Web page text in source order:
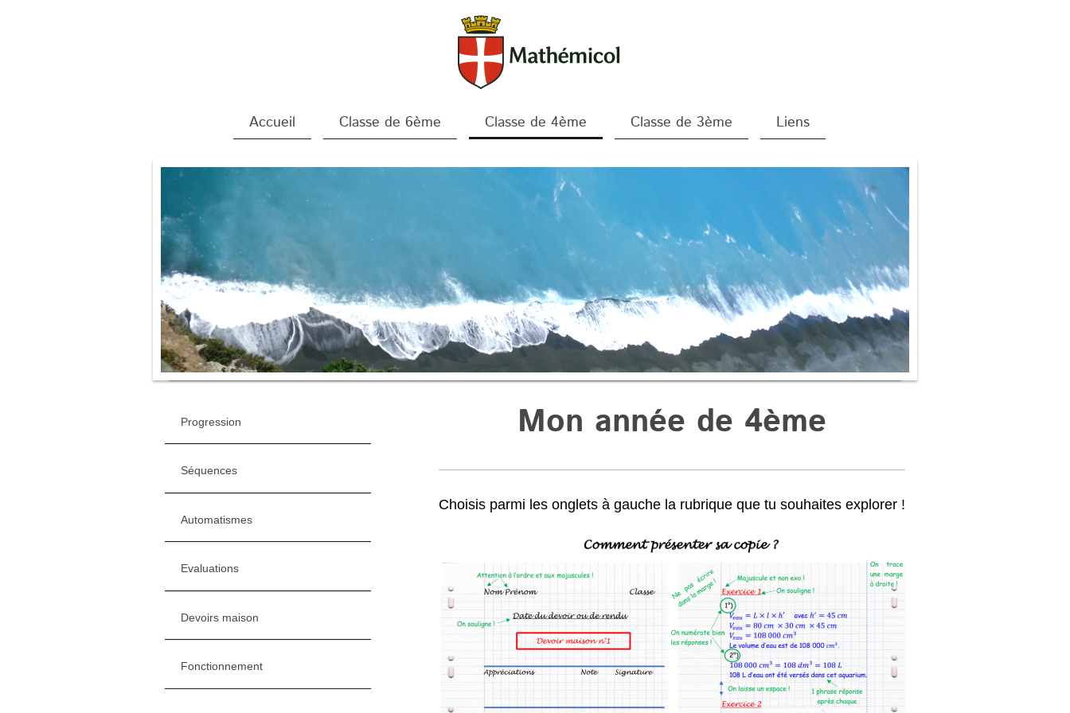
Accueil Classe de 6ème Classe de 4ème Classe de 3ème Liens
Mon année de 4ème
Choisis parmi les onglets à gauche la rubrique que tu souhaites explorer !
Progression
Séquences
Automatismes
Evaluations
Devoirs maison
Fonctionnement